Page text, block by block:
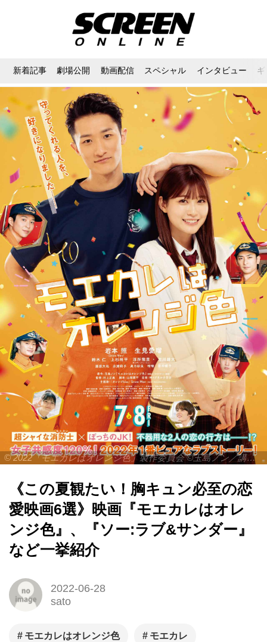
新着記事 劇場公開 動画配信 スペシャル インタビュー
© 2022「モエカレはオレンジ色」製作委員会 ©玉島ノン／講談社
《この夏観たい！胸キュン必至の恋
愛映画6選》映画『モエカレはオレ
ンジ色』、『ソー:ラブ&サンダー』
など一挙紹介
2022-06-28
sato
モエカレはオレンジ色 モエカレ